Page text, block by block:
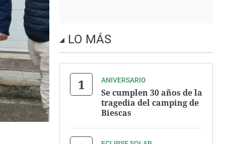
LO MÁS
ANIVERSARIO
Se cumplen 30 años de la
tragedia del camping de
Biescas